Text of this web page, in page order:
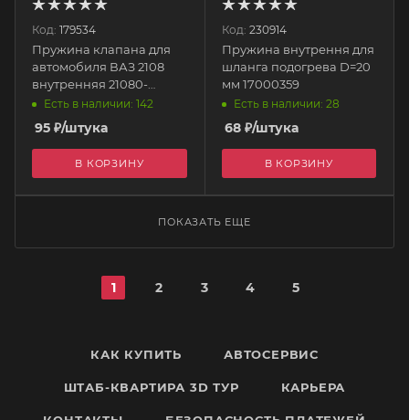
Код: 179534
Пружина клапана для
автомобиля ВАЗ 2108
внутренняя 21080-
1007021-008 БелЗАН
Есть в наличии: 142
95 ₽/штука
В КОРЗИНУ
Код: 230914
Пружина внутрення для
шланга подогрева D=20
мм 17000359
Есть в наличии: 28
68₽/штука
В КОРЗИНУ
ПОКАЗАТЬ ЕЩЕ
1 2 3 4 5
КАК КУПИТЬ АВТОСЕРВИС
ШТАБ-КВАРТИРА 3D ТУР КАРЬЕРА